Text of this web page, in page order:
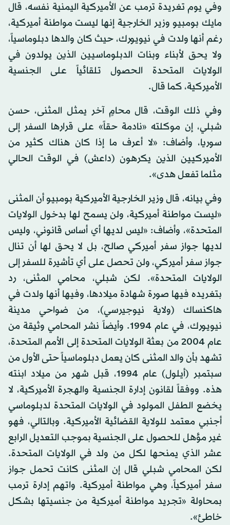
وفي يوم تغريدة ترمب عن الأميركية اليمنية نفسه، قال
مايك بومبيو وزير الخارجية إنها ليست مواطنة أميركية،
رغم أنها ولدت في نيويورك، حيث كان والدها دبلوماسياً،
ولا يحق لأبناء وبنات الدبلوماسيين الذين يولدون في
الولايات المتحدة الحصول تلقائياً على الجنسية
الأميركية، كما قال.
وفي ذلك الوقت، قال محامٍ آخر يمثل المثنى، حسن
شبلي، إن موكلته «نادمة حقاً» على قرارها السفر إلى
سوريا، وأضاف: «لا أعرف ما إذا كان هناك كثير من
الأميركيين الذين يكرهون (داعش) في الوقت الحالي
مثلما تفعل هدى».
وفي بيانه، قال وزير الخارجية الأميركية بومبيو أن المثنى
«ليست مواطنة أميركية، ولن يسمح لها بدخول الولايات
المتحدة»، وأضاف: «ليس لديها أي أساس قانوني، وليس
لديها جواز سفر أميركي صالح، بل لا يحق لها أن تنال
جواز سفر أميركي، ولن تحصل على أي تأشيرة للسفر إلى
الولايات المتحدة». لكن شبلي، محامي المثنى، رد
بتغريده فيها صورة شهادة ميلادها، وفيها أنها ولدت في
هاكنساك (ولاية نيوجيرسي)، من ضواحي مدينة
نيويورك، في عام 1994. وأيضاً نشر المحامي وثيقة من
عام 2004 من بعثة الولايات المتحدة إلى الأمم المتحدة،
تشهد بأن والد المثنى كان يعمل دبلوماسياً حتى الأول من
سبتمبر (أيلول) عام 1994، قبل شهر من ميلاد ابنته
هذه. ووفقاً لقانون إدارة الجنسية والهجرة الأميركية، لا
يخضع الطفل المولود في الولايات المتحدة لدبلوماسي
أجنبي معتمد للولاية القضائية الأميركية. وبالتالي، فهو
غير مؤهل للحصول على الجنسية بموجب التعديل الرابع
عشر الذي يمنحها لكل من ولد في الولايات المتحدة.
لكن المحامي شبلي قال إن المثنى كانت تحمل جواز
سفر أميركياً، وهي مواطنة أميركية. واتهم إدارة ترمب
بمحاولة «تجريد مواطنة أميركية من جنسيتها بشكل
خاطئ».